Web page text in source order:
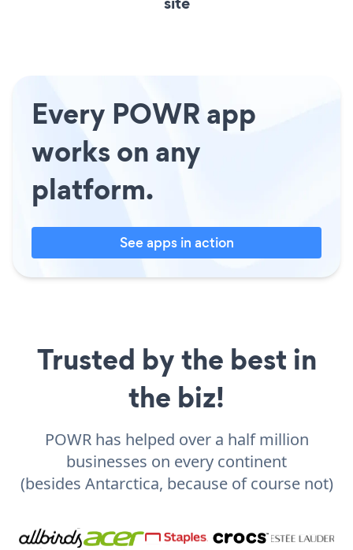
Every POWR app
works on any
platform.
See apps in action
Trusted by the best in
the biz!
POWR has helped over a half million
businesses on every continent
(besides Antarctica, because of course not)